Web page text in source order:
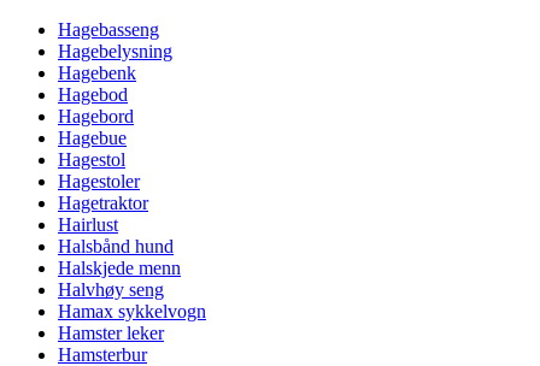
Hagebasseng
Hagebelysning
Hagebenk
Hagebod
Hagebord
Hagebue
Hagestol
Hagestoler
Hagetraktor
Hairlust
Halsbånd hund
Halskjede menn
Halvhøy seng
Hamax sykkelvogn
Hamster leker
Hamsterbur